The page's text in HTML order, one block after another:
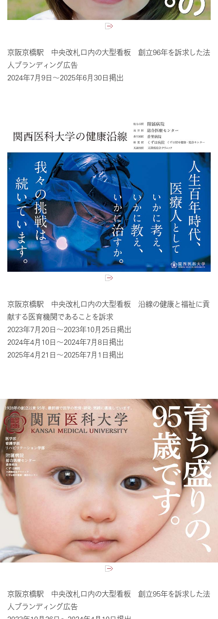
京阪京橋駅 中央改札口内の大型看板 創立96年を訴求した法
人ブランディング広告
2024年7月9日～2025年6月30日掲出
京阪京橋駅 中央改札口内の大型看板 沿線の健康と福祉に貢
献する医育機関であることを訴求
2023年7月20日～2023年10月25日掲出
2024年4月10日～2024年7月8日掲出
2025年4月21日～2025年7月1日掲出
京阪京橋駅 中央改札口内の大型看板 創立95年を訴求した法
人ブランディング広告